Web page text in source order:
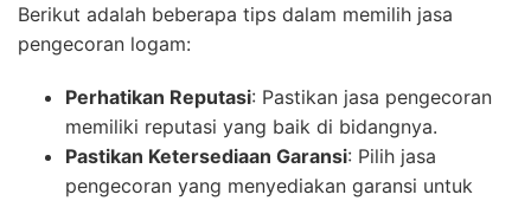
Berikut adalah beberapa tips dalam memilih jasa
pengecoran logam:
Perhatikan Reputasi: Pastikan jasa pengecoran
memiliki reputasi yang baik di bidangnya.
Pastikan Ketersediaan Garansi: Pilih jasa
pengecoran yang menyediakan garansi untuk